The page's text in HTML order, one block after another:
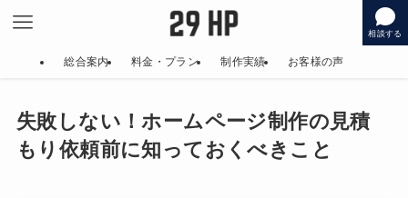
相談する
総合案内 料金・プラン 制作実績 お客様の声
失敗しない！ホームページ制作の見積
もり依頼前に知っておくべきこと